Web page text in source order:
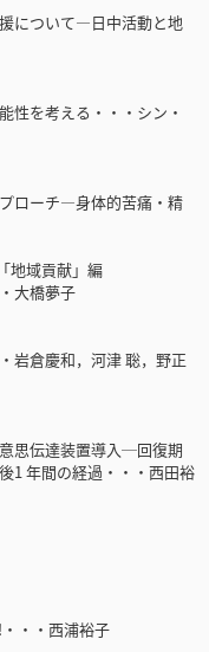
について―日中活動と地
性を考える・・・シン・
ローチ―身体的苦痛・精
地域貢献」編
大橋夢子
岩倉慶和，河津 聡，野正
思伝達装置導入─回復期
1 年間の経過・・・西田裕
・・西浦裕子